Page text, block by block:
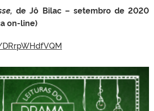
de Jô Bilac – setembro de 2020
on-line)